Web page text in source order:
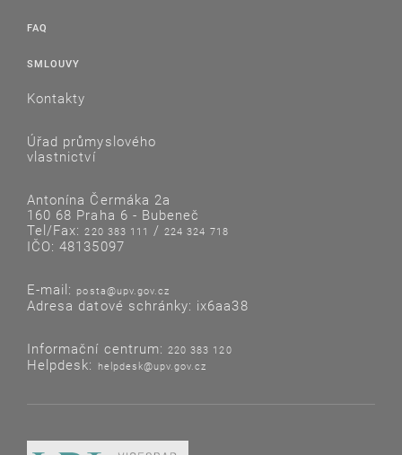
FAQ
SMLOUVY
Kontakty
Úřad průmyslového
vlastnictví
Antonína Čermáka 2a
160 68 Praha 6 - Bubeneč
Tel/Fax:220 383 111 /224 324 718
IČO: 48135097
E-mail: posta@upv.gov.cz
Adresa datové schránky: ix6aa38
Informační centrum: 220 383 120
Helpdesk: helpdesk@upv.gov.cz